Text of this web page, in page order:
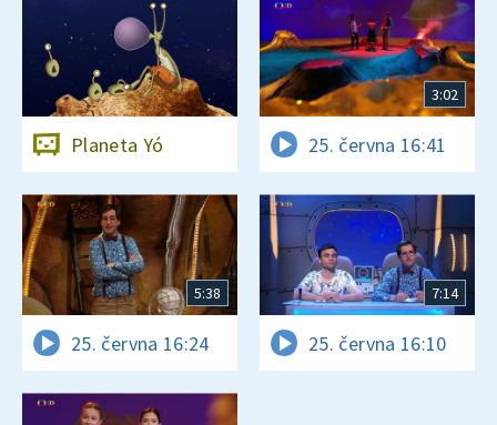
Planeta Yó
3:02
25. června 16:41
5:38
25. června 16:24
7:14
25. června 16:10